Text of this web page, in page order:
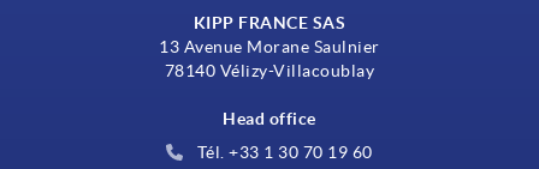
KIPP FRANCE SAS
13 Avenue Morane Saulnier
78140 Vélizy-Villacoublay
Head office
Tél. +33 1 30 70 19 60